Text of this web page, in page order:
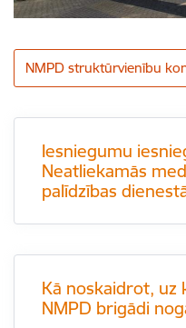
NMPD struktūrvienību
Iesniegumu
Neatliekamās
palīdzības
Kā noskaidrot, uz
NMPD brigādi